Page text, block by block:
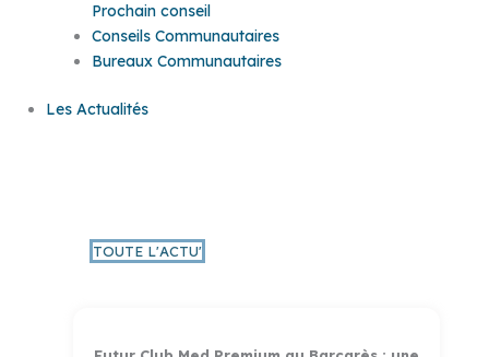
Prochain conseil
Conseils Communautaires
Bureaux Communautaires
Les Actualités
L'Actu PMM
TOUTE L'ACTU'